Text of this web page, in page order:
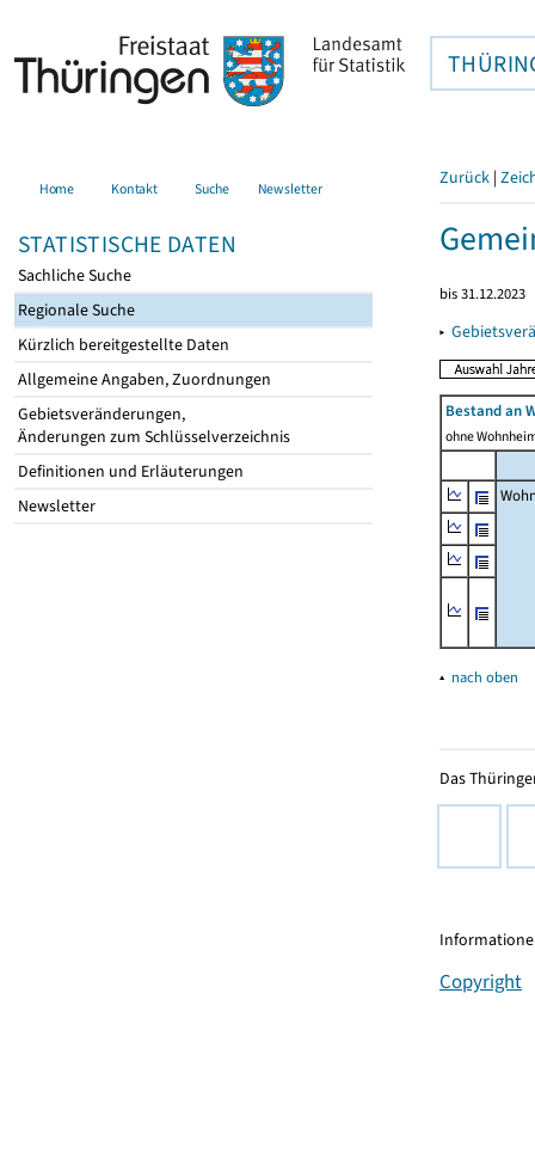
Home Kontakt Suche Newsletter
STATISTISCHE DATEN
Sachliche Suche
Regionale Suche
Kürzlich bereitgestellte Daten
Allgemeine Angaben, Zuordnungen
Gebietsveränderungen,
Änderungen zum Schlüsselverzeichnis
Definitionen und Erläuterungen
Newsletter
Zurück |
bis 31.12.2023
▸
Bestand an
ohne
▴ nach oben
Das
Copyright